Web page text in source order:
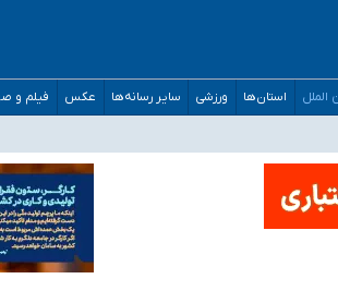
الملل استان‌ها ورزشی سایر رسانه‌ها عکس فیلم و
جغرافیای نظامی دافوس آجا
بالاتر از آستانه هشدار
باقی‌مانده در دبی متناسب با شرایط جدید